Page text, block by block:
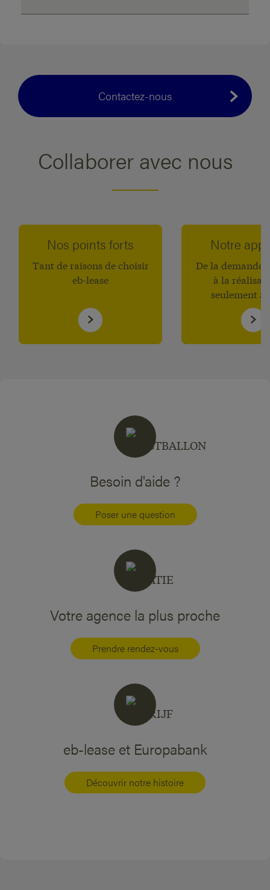
Contactez-nous
Collaborer avec nous
Nos points forts
Tant de raisons de choisir
eb-lease
Notre
De la demande
à la
seulement 5
Besoin d'aide ?
Poser une question
Votre agence la plus proche
Prendre rendez-vous
eb-lease et Europabank
Découvrir notre histoire